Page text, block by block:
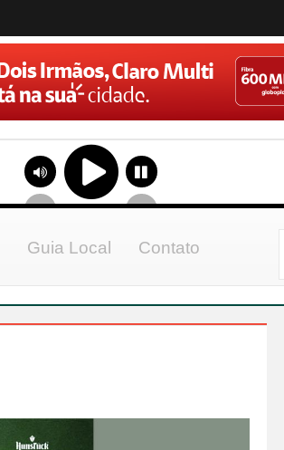
Guia Local Contato